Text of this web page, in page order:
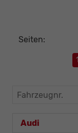
Seiten:
1
Fahrzeugnr.
Audi